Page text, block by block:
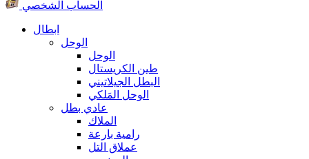
الحساب الشخصي
ابطال
الوحل
الوحل
طين الكريستال
البطل الجيلاتيني
الوحل المَلكي
عادي بطل
الملاك
رامية بارعة
عملاق التل